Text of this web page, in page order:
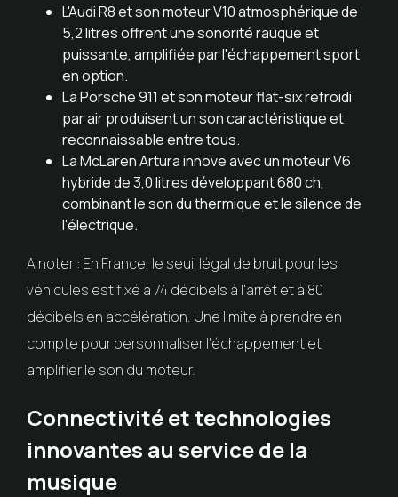
L'Audi R8 et son moteur V10 atmosphérique de
5,2 litres offrent une sonorité rauque et
puissante, amplifiée par l'échappement sport
en option.
La Porsche 911 et son moteur flat-six refroidi
par air produisent un son caractéristique et
reconnaissable entre tous.
La McLaren Artura innove avec un moteur V6
hybride de 3,0 litres développant 680 ch,
combinant le son du thermique et le silence de
l'électrique.
A noter : En France, le seuil légal de bruit pour les
véhicules est fixé à 74 décibels à l'arrêt et à 80
décibels en accélération. Une limite à prendre en
compte pour personnaliser l'échappement et
amplifier le son du moteur.
Connectivité et technologies
innovantes au service de la
musique